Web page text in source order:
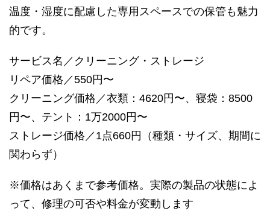
温度・湿度に配慮した専用スペースでの保管も魅力
的です。
サービス名／クリーニング・ストレージ
リペア価格／550円〜
クリーニング価格／衣類：4620円〜、寝袋：8500
円〜、テント：1万2000円〜
ストレージ価格／1点660円（種類・サイズ、期間に
関わらず）
※価格はあくまで参考価格。実際の製品の状態によ
って、修理の可否や料金が変動します